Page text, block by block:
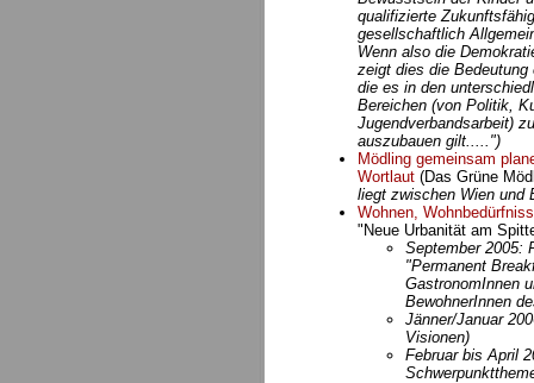
qualifizierte
gesellschaftlich
Wenn also die
zeigt dies die
die es in den
Bereichen (von Politik,
Jugendverbandsarbeit)
auszubauen gilt.....")
Mödling gemeinsam
Wortlaut (Das Grüne
liegt zwischen Wien und
Wohnen,
"Neue Urbanität am
September 2005:
"Permanent
GastronomInnen
BewohnerInnen
Jänner/Januar
Visionen)
Februar bis April